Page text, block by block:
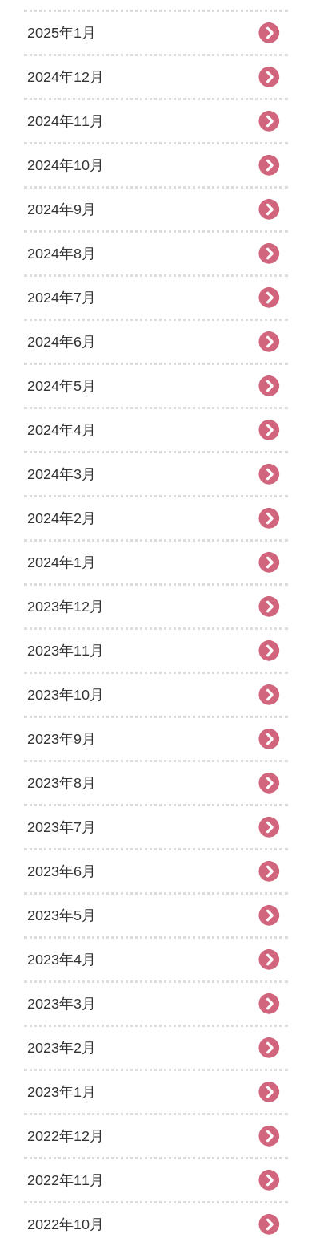
2025年1月
2024年12月
2024年11月
2024年10月
2024年9月
2024年8月
2024年7月
2024年6月
2024年5月
2024年4月
2024年3月
2024年2月
2024年1月
2023年12月
2023年11月
2023年10月
2023年9月
2023年8月
2023年7月
2023年6月
2023年5月
2023年4月
2023年3月
2023年2月
2023年1月
2022年12月
2022年11月
2022年10月